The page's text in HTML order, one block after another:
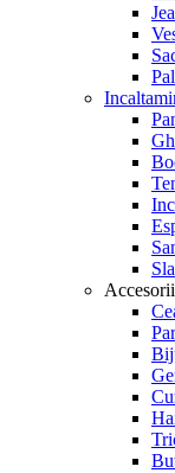
Accesorii